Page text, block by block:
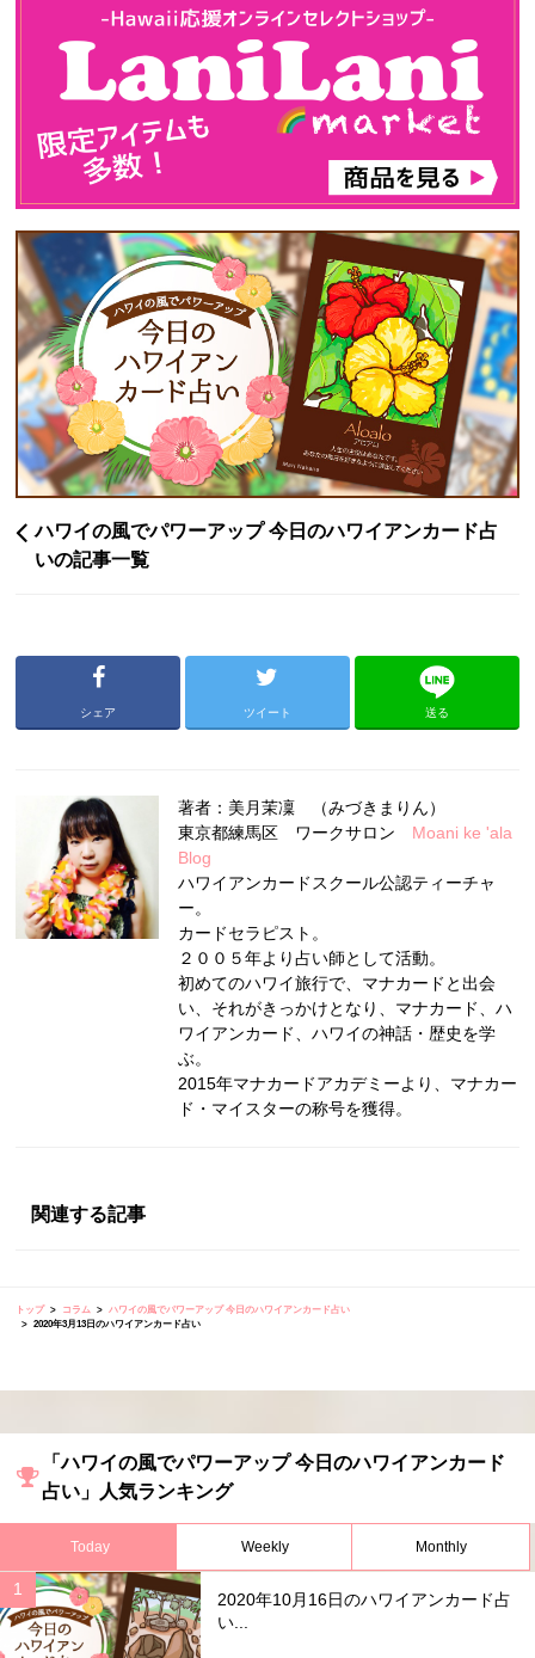
ハワイの風でパワーアップ 今日のハワイアンカード占
いの記事一覧
シェア ツイート 送る
著者：美月茉凜 （みづきまりん）
東京都練馬区 ワークサロン Moani ke 'ala
Blog
ハワイアンカードスクール公認ティーチャ
ー。
カードセラピスト。
２００５年より占い師として活動。
初めてのハワイ旅行で、マナカードと出会
い、それがきっかけとなり、マナカード、ハ
ワイアンカード、ハワイの神話・歴史を学
ぶ。
2015年マナカードアカデミーより、マナカー
ド・マイスターの称号を獲得。
関連する記事
トップ コラム
ハワイの風でパワーアップ 今日のハワイアンカード占い
2020年3月13日のハワイアンカード占い
「ハワイの風でパワーアップ 今日のハワイアンカード
占い」人気ランキング
Today Weekly Monthly
2020年10月16日のハワイアンカード占
い...